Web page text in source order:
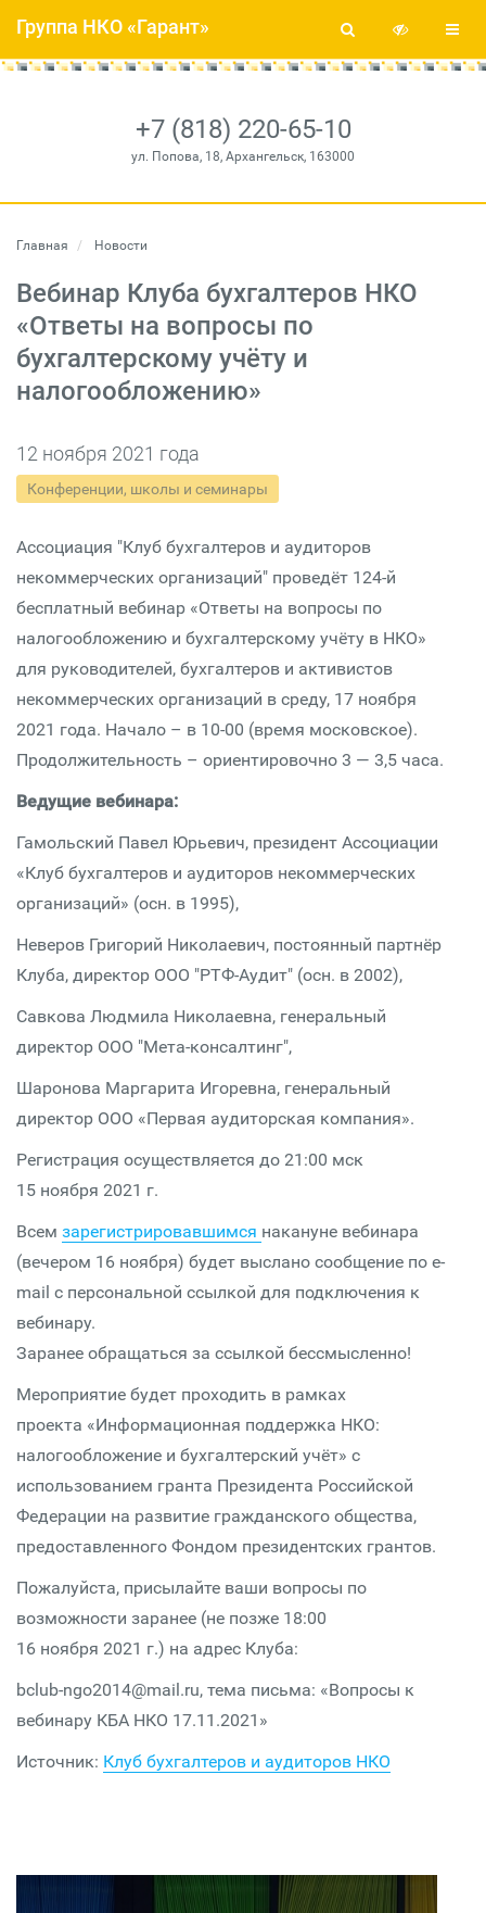
+7 (818) 220-65-10
ул. Попова, 18, Архангельск, 163000
Группа НКО «Гарант»
Главная Новости
Вебинар Клуба бухгалтеров НКО
«Ответы на вопросы по
бухгалтерcкому учёту и
налогообложению»
12 ноября 2021 года
Конференции, школы и семинары
Ассоциация "Клуб бухгалтеров и аудиторов
некоммерческих организаций" проведёт 124-й
бесплатный вебинар «Ответы на вопросы по
налогообложению и бухгалтерскому учёту в НКО»
для руководителей, бухгалтеров и активистов
некоммерческих организаций в среду, 17 ноября
2021 года. Начало – в 10-00 (время московское).
Продолжительность – ориентировочно 3 — 3,5 часа.
Ведущие вебинара:
Гамольский Павел Юрьевич, президент Ассоциации
«Клуб бухгалтеров и аудиторов некоммерческих
организаций» (осн. в 1995),
Неверов Григорий Николаевич, постоянный партнёр
Клуба, директор ООО "РТФ-Аудит" (осн. в 2002),
Савкова Людмила Николаевна, генеральный
директор ООО "Мета-консалтинг",
Шаронова Маргарита Игоревна, генеральный
директор ООО «Первая аудиторская компания».
Регистрация осуществляется до 21:00 мск
15 ноября 2021 г.
Всем зарегистрировавшимся накануне вебинара
(вечером 16 ноября) будет выслано сообщение по e-
mail с персональной ссылкой для подключения к
вебинару.
Заранее обращаться за ссылкой бессмысленно!
Мероприятие будет проходить в рамках
проекта «Информационная поддержка НКО:
налогообложение и бухгалтерский учёт» с
использованием гранта Президента Российской
Федерации на развитие гражданского общества,
предоставленного Фондом президентских грантов.
Пожалуйста, присылайте ваши вопросы по
возможности заранее (не позже 18:00
16 ноября 2021 г.) на адрес Клуба:
bclub-ngo2014@mail.ru, тема письма: «Вопросы к
вебинару КБА НКО 17.11.2021»
Источник: Клуб бухгалтеров и аудиторов НКО